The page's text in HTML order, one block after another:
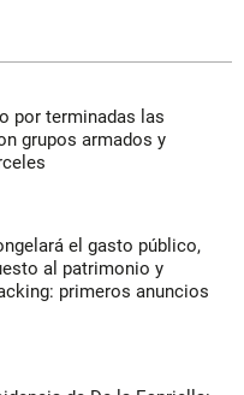
por terminadas las
grupos armados y
el gasto público,
al patrimonio y
primeros anuncios